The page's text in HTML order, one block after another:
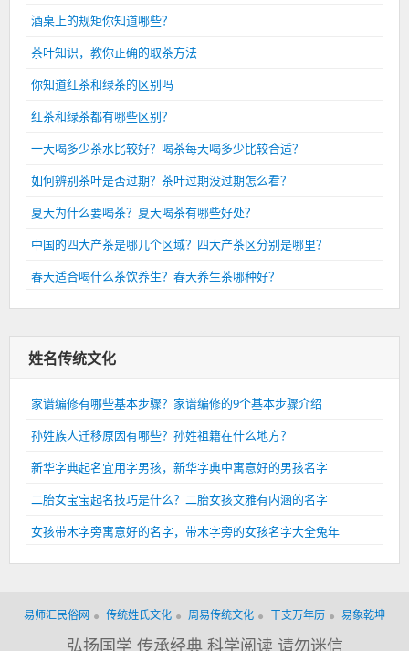
酒桌上的规矩你知道哪些？
茶叶知识，教你正确的取茶方法
你知道红茶和绿茶的区别吗
红茶和绿茶都有哪些区别？
一天喝多少茶水比较好？喝茶每天喝多少比较合适？
如何辨别茶叶是否过期？茶叶过期没过期怎么看？
夏天为什么要喝茶？夏天喝茶有哪些好处？
中国的四大产茶是哪几个区域？四大产茶区分别是哪里？
春天适合喝什么茶饮养生？春天养生茶哪种好？
姓名传统文化
家谱编修有哪些基本步骤？家谱编修的9个基本步骤介绍
孙姓族人迁移原因有哪些？孙姓祖籍在什么地方？
新华字典起名宜用字男孩，新华字典中寓意好的男孩名字
二胎女宝宝起名技巧是什么？二胎女孩文雅有内涵的名字
女孩带木字旁寓意好的名字，带木字旁的女孩名字大全兔年
易师汇民俗网 传统姓氏文化 周易传统文化 干支万年历 易象乾坤
弘扬国学 传承经典 科学阅读 请勿迷信